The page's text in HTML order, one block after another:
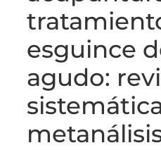
esguince
agudo: